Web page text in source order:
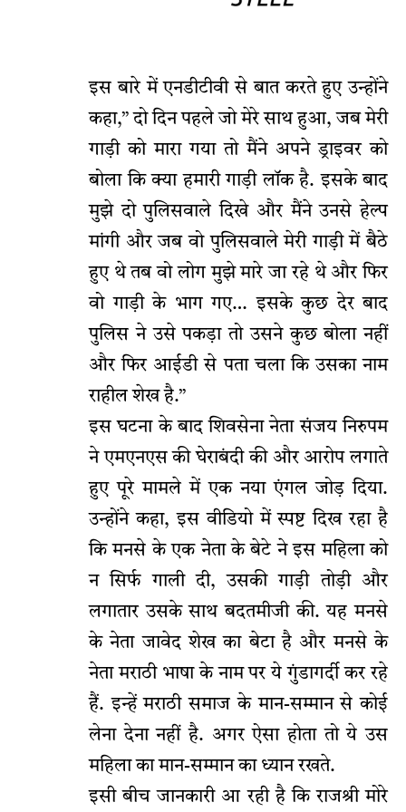
इस बारे में एनडीटीवी से बात करते हुए उन्होंने
कहा,” दो दिन पहले जो मेरे साथ हुआ, जब मेरी
गाड़ी को मारा गया तो मैंने अपने ड्राइवर को
बोला कि क्या हमारी गाड़ी लॉक है. इसके बाद
मुझे दो पुलिसवाले दिखे और मैंने उनसे हेल्प
मांगी और जब वो पुलिसवाले मेरी गाड़ी में बैठे
हुए थे तब वो लोग मुझे मारे जा रहे थे और फिर
वो गाड़ी के भाग गए… इसके कुछ देर बाद
पुलिस ने उसे पकड़ा तो उसने कुछ बोला नहीं
और फिर आईडी से पता चला कि उसका नाम
राहील शेख है.”
इस घटना के बाद शिवसेना नेता संजय निरुपम
ने एमएनएस की घेराबंदी की और आरोप लगाते
हुए पूरे मामले में एक नया एंगल जोड़ दिया.
उन्होंने कहा, इस वीडियो में स्पष्ट दिख रहा है
कि मनसे के एक नेता के बेटे ने इस महिला को
न सिर्फ गाली दी, उसकी गाड़ी तोड़ी और
लगातार उसके साथ बदतमीजी की. यह मनसे
के नेता जावेद शेख का बेटा है और मनसे के
नेता मराठी भाषा के नाम पर ये गुंडागर्दी कर रहे
हैं. इन्हें मराठी समाज के मान-सम्मान से कोई
लेना देना नहीं है. अगर ऐसा होता तो ये उस
महिला का मान-सम्मान का ध्यान रखते.
इसी बीच जानकारी आ रही है कि राजश्री मोरे